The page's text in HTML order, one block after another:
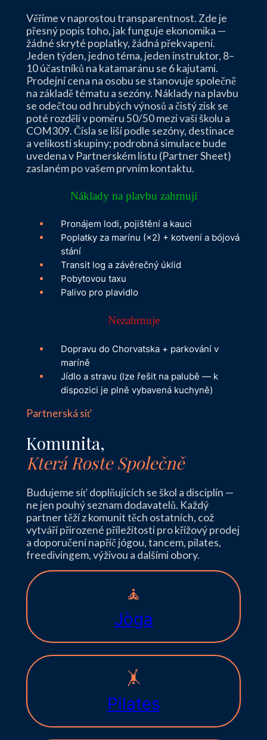
Věříme v naprostou transparentnost. Zde je
přesný popis toho, jak funguje ekonomika —
žádné skryté poplatky, žádná překvapení.
Jeden týden, jedno téma, jeden instruktor, 8–
10 účastníků na katamaránu se 6 kajutami.
Prodejní cena na osobu se stanovuje společně
na základě tématu a sezóny. Náklady na plavbu
se odečtou od hrubých výnosů a čistý zisk se
poté rozdělí v poměru 50/50 mezi vaši školu a
COM309. Čísla se liší podle sezóny, destinace
a velikosti skupiny; podrobná simulace bude
uvedena v Partnerském listu (Partner Sheet)
zaslaném po vašem prvním kontaktu.
Náklady na plavbu zahrnují
Pronájem lodi, pojištění a kauci
Poplatky za marínu (×2) + kotvení a bójová
stání
Transit log a závěrečný úklid
Pobytovou taxu
Palivo pro plavidlo
Nezahrnuje
Dopravu do Chorvatska + parkování v
maríně
Jídlo a stravu (lze řešit na palubě — k
dispozici je plně vybavená kuchyně)
Partnerská síť
Komunita,
Která Roste Společně
Budujeme síť doplňujících se škol a disciplín —
ne jen pouhý seznam dodavatelů. Každý
partner těží z komunit těch ostatních, což
vytváří přirozené příležitosti pro křížový prodej
a doporučení napříč jógou, tancem, pilates,
freedivingem, výživou a dalšími obory.
🧘
Jòga
🤸
Pilates